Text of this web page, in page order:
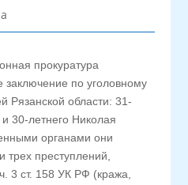
прокуратура
заключение по уголовному
Рязанской области: 31-
30-летнего Николая
органами они
преступлений,
3 ст. 158 УК РФ (кража,